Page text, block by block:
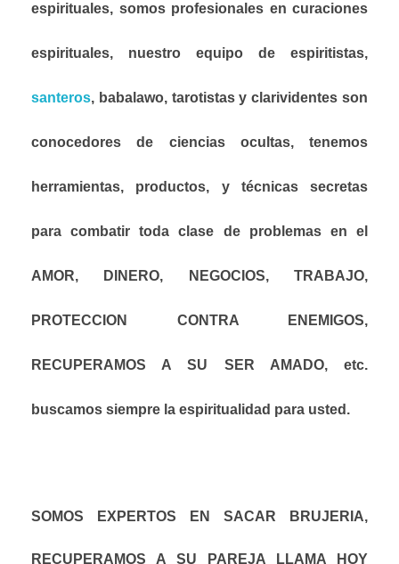
espirituales, somos profesionales en curaciones
espirituales, nuestro equipo de espiritistas,
santeros, babalawo, tarotistas y clarividentes son
conocedores de ciencias ocultas, tenemos
herramientas, productos, y técnicas secretas
para combatir toda clase de problemas en el
AMOR, DINERO, NEGOCIOS, TRABAJO,
PROTECCION CONTRA ENEMIGOS,
RECUPERAMOS A SU SER AMADO, etc.
buscamos siempre la espiritualidad para usted.
SOMOS EXPERTOS EN SACAR BRUJERIA,
RECUPERAMOS A SU PAREJA LLAMA HOY